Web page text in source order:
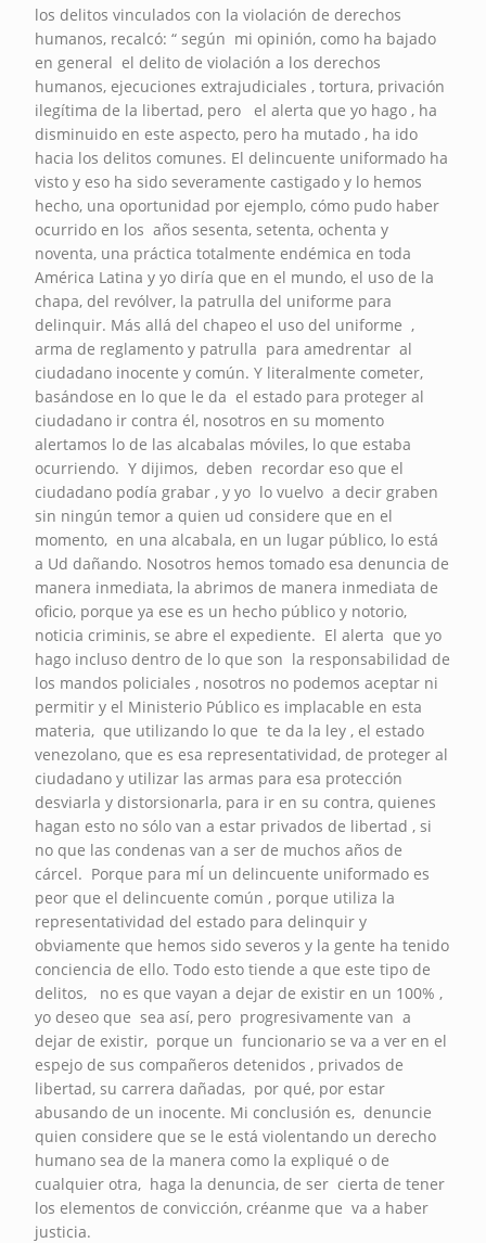
los delitos vinculados con la violación de derechos
humanos, recalcó: “ según mi opinión, como ha bajado
en general el delito de violación a los derechos
humanos, ejecuciones extrajudiciales , tortura, privación
ilegítima de la libertad, pero el alerta que yo hago , ha
disminuido en este aspecto, pero ha mutado , ha ido
hacia los delitos comunes. El delincuente uniformado ha
visto y eso ha sido severamente castigado y lo hemos
hecho, una oportunidad por ejemplo, cómo pudo haber
ocurrido en los años sesenta, setenta, ochenta y
noventa, una práctica totalmente endémica en toda
América Latina y yo diría que en el mundo, el uso de la
chapa, del revólver, la patrulla del uniforme para
delinquir. Más allá del chapeo el uso del uniforme ,
arma de reglamento y patrulla para amedrentar al
ciudadano inocente y común. Y literalmente cometer,
basándose en lo que le da el estado para proteger al
ciudadano ir contra él, nosotros en su momento
alertamos lo de las alcabalas móviles, lo que estaba
ocurriendo. Y dijimos, deben recordar eso que el
ciudadano podía grabar , y yo lo vuelvo a decir graben
sin ningún temor a quien ud considere que en el
momento, en una alcabala, en un lugar público, lo está
a Ud dañando. Nosotros hemos tomado esa denuncia de
manera inmediata, la abrimos de manera inmediata de
oficio, porque ya ese es un hecho público y notorio,
noticia criminis, se abre el expediente. El alerta que yo
hago incluso dentro de lo que son la responsabilidad de
los mandos policiales , nosotros no podemos aceptar ni
permitir y el Ministerio Público es implacable en esta
materia, que utilizando lo que te da la ley , el estado
venezolano, que es esa representatividad, de proteger al
ciudadano y utilizar las armas para esa protección
desviarla y distorsionarla, para ir en su contra, quienes
hagan esto no sólo van a estar privados de libertad , si
no que las condenas van a ser de muchos años de
cárcel. Porque para mÍ un delincuente uniformado es
peor que el delincuente común , porque utiliza la
representatividad del estado para delinquir y
obviamente que hemos sido severos y la gente ha tenido
conciencia de ello. Todo esto tiende a que este tipo de
delitos, no es que vayan a dejar de existir en un 100% ,
yo deseo que sea así, pero progresivamente van a
dejar de existir, porque un funcionario se va a ver en el
espejo de sus compañeros detenidos , privados de
libertad, su carrera dañadas, por qué, por estar
abusando de un inocente. Mi conclusión es, denuncie
quien considere que se le está violentando un derecho
humano sea de la manera como la expliqué o de
cualquier otra, haga la denuncia, de ser cierta de tener
los elementos de convicción, créanme que va a haber
justicia.